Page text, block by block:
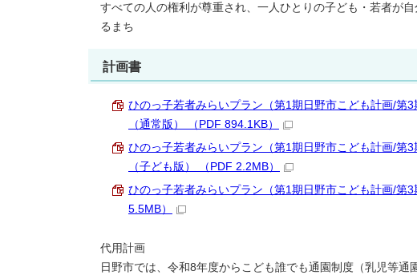
すべての人の権利が尊重され、一人ひとりの子ども・若者が
るまち
計画書
ひのっ子若者みらいプラン（第1期日野市こども計画/第
（通常版） （PDF 894.1KB）
ひのっ子若者みらいプラン（第1期日野市こども計画/第
（子ども版） （PDF 2.2MB）
ひのっ子若者みらいプラン（第1期日野市こども計画/第
5.5MB）
代用計画
日野市では、令和8年度からこども誰でも通園制度（乳児等